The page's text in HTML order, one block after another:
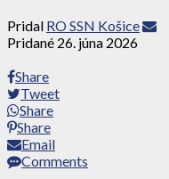
Pridal RO SSN Košice
Pridané 26. júna 2026
Share
Tweet
Share
Share
Email
Comments